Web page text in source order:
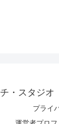
・スタジオ
プライ